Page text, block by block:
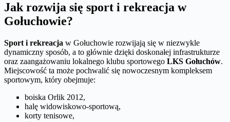
Jak rozwija się sport i rekreacja w
Gołuchowie?
Sport i rekreacja w Gołuchowie rozwijają się w niezwykle
dynamiczny sposób, a to głównie dzięki doskonałej infrastrukturze
oraz zaangażowaniu lokalnego klubu sportowego LKS Gołuchów.
Miejscowość ta może pochwalić się nowoczesnym kompleksem
sportowym, który obejmuje:
boiska Orlik 2012,
halę widowiskowo-sportową,
korty tenisowe,